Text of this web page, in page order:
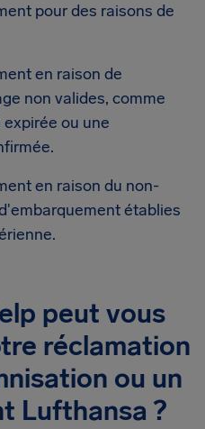
pour des raisons de
en raison de
non valides, comme
ou une
en raison du non-
établies
peut vous
réclamation
ou un
Lufthansa ?